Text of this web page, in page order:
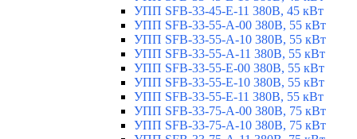
УПП SFB-33-45-E-11 380В, 45 кВт
УПП SFB-33-55-A-00 380В, 55 кВт
УПП SFB-33-55-A-10 380В, 55 кВт
УПП SFB-33-55-A-11 380В, 55 кВт
УПП SFB-33-55-E-00 380В, 55 кВт
УПП SFB-33-55-E-10 380В, 55 кВт
УПП SFB-33-55-E-11 380В, 55 кВт
УПП SFB-33-75-A-00 380В, 75 кВт
УПП SFB-33-75-A-10 380В, 75 кВт